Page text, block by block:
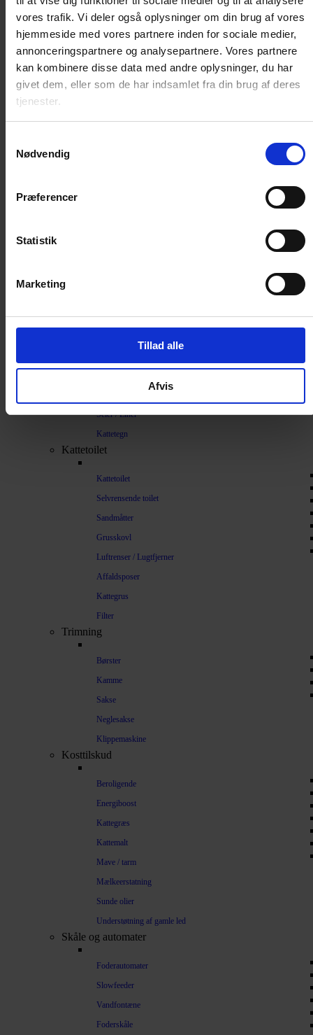
vores trafik. Vi deler også oplysninger om din brug af vores
hjemmeside med vores partnere inden for sociale medier,
annonceringspartnere og analysepartnere. Vores partnere
kan kombinere disse data med andre oplysninger, du har
givet dem, eller som de har indsamlet fra din brug af deres
tjenester.
Nødvendig
Præferencer
Statistik
Marketing
Tillad alle
Afvis
Sår / Rifter
Øjne / Ører
Diverse plejeprodukter
Kattedør
Microchip kattelem
Huler, senge, madrasser
Træning
Sikkerhed
Halsbånd og seler
Seler / Liner
Kattetegn
Kattetoilet
Kattetoilet
Selvrensende toilet
Sandmåtter
Grusskovl
Luftrenser / Lugtfjerner
Affaldsposer
Kattegrus
Filter
Trimning
Børster
Kamme
Sakse
Neglesakse
Klippemaskine
Kosttilskud
Beroligende
Energiboost
Kattegræs
Kattemalt
Mave / tarm
Mælkeerstatning
Sunde olier
Understøtning af gamle led
Skåle og automater
Foderautomater
Slowfeeder
Vandfontæne
Foderskåle